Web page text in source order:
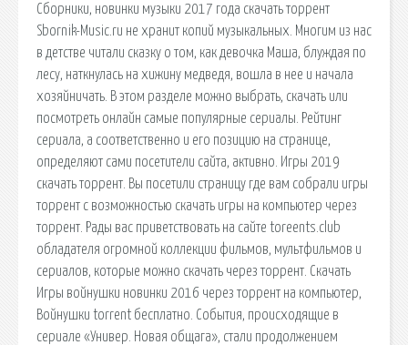
Сборники, новинки музыки 2017 года скачать торрент
Sbornik-Music.ru не хранит копий музыкальных. Многим из нас
в детстве читали сказку о том, как девочка Маша, блуждая по
лесу, наткнулась на хижину медведя, вошла в нее и начала
хозяйничать. В этом разделе можно выбрать, скачать или
посмотреть онлайн самые популярные сериалы. Рейтинг
сериала, а соответственно и его позицию на странице,
определяют сами посетители сайта, активно. Игры 2019
скачать торрент. Вы посетили страницу где вам собрали игры
торрент с возможностью скачать игры на компьютер через
торрент. Рады вас приветствовать на сайте toreents.club
обладателя огромной коллекции фильмов, мультфильмов и
сериалов, которые можно скачать через торрент. Скачать
Игры войнушки новинки 2016 через торрент на компьютер,
Войнушки torrent бесплатно. События, происходящие в
сериале «Универ. Новая общага», стали продолжением